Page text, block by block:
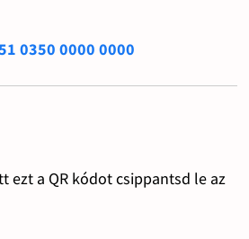
0350 0000 0000
ezt a QR kódot csippantsd le az